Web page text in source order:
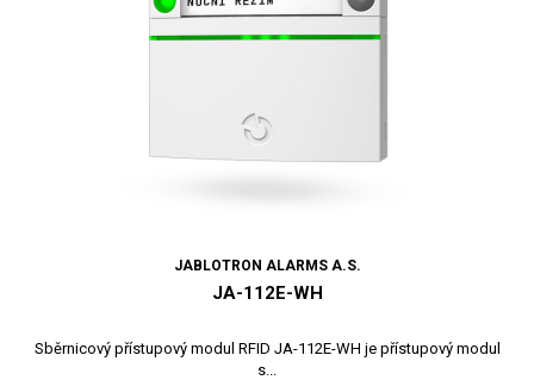
JABLOTRON ALARMS A.S.
JA-112E-WH
Sběrnicový přístupový modul RFID JA-112E-WH je přístupový modul
s...